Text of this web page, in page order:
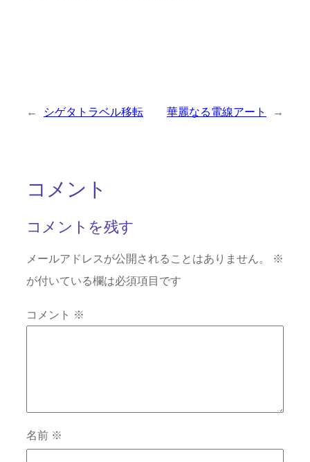
← シゲタトラベル移転 華麗なる電線アート →
コメント
コメントを残す
メールアドレスが公開されることはありません。
※
が付いている欄は必須項目です
コメント ※
名前 ※